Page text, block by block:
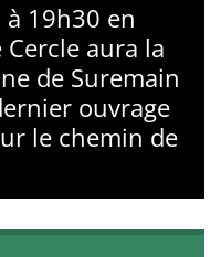
19h30 en
Cercle aura la
de Suremain
ouvrage
le chemin de